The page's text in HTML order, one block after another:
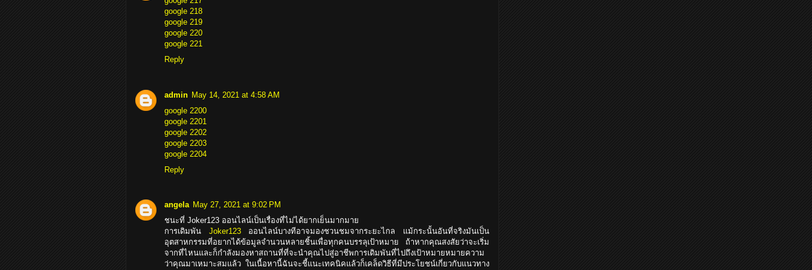
google 218
google 219
google 220
google 221
Reply
admin May 14, 2021 at 4:58 AM
google 2200
google 2201
google 2202
google 2203
google 2204
Reply
angela May 27, 2021 at 9:02 PM
ชนะที่ Joker123 ออนไลน์เป็นเรื่องที่ไม่ได้ยากเย็นมากมาย
การเดิมพัน Joker123ออนไลน์บางทีอาจมองชวนชมจากระยะไกล แม้กระนั้นอันที่จริงมันเป็น
อุตสาหกรรมที่อยากได้ข้อมูลจำนวนหลายชิ้นเพื่อทุกคนบรรลุเป้าหมาย ถ้าหากคุณสงสัยว่าจะเริ่ม
จากที่ไหนและก็กำลังมองหาสถานที่ที่จะนำคุณไปสู่อาชีพการเดิมพันที่ไปถึงเป้าหมายหมายความ
ว่าคุณมาเหมาะสมแล้ว ในเนื้อหานี้ฉันจะชี้แนะเทคนิคแล้วก็เคล็ดวิธีที่มีประโยชน์เกี่ยวกับแนวทาง